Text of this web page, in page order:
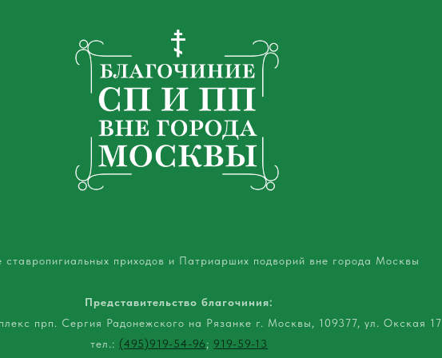
ставропигиальных приходов и Патриарших подворий вне города Москвы
Представительство благочиния:
прп. Сергия Радонежского на Рязанке г. Москвы, 109377, ул. Окская 17
тел.: (495)919-54-96; 919-59-13